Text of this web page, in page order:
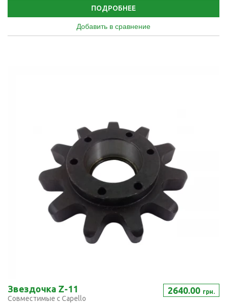
ПОДРОБНЕЕ
Добавить в сравнение
Звездочка Z-11
Совместимые с Capello
2640.00 грн.